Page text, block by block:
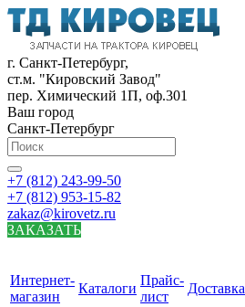
г. Санкт-Петербург,
ст.м. "Кировский Завод"
пер. Химический 1П, оф.301
Ваш город
Санкт-Петербург
+7 (812) 243-99-50
+7 (812) 953-15-82
zakaz@kirovetz.ru
ЗАКАЗАТЬ
Интернет-
магазин
Каталоги
Прайс-
лист
Доставка